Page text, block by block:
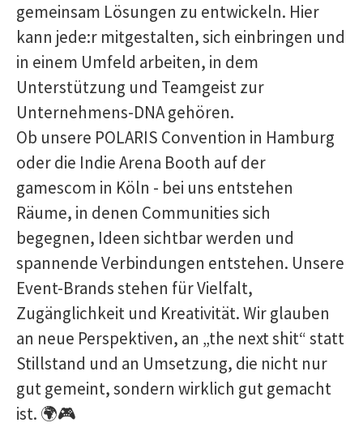
gemeinsam Lösungen zu entwickeln. Hier
kann jede:r mitgestalten, sich einbringen und
in einem Umfeld arbeiten, in dem
Unterstützung und Teamgeist zur
Unternehmens-DNA gehören.
Ob unsere POLARIS Convention in Hamburg
oder die Indie Arena Booth auf der
gamescom in Köln - bei uns entstehen
Räume, in denen Communities sich
begegnen, Ideen sichtbar werden und
spannende Verbindungen entstehen. Unsere
Event-Brands stehen für Vielfalt,
Zugänglichkeit und Kreativität. Wir glauben
an neue Perspektiven, an „the next shit“ statt
Stillstand und an Umsetzung, die nicht nur
gut gemeint, sondern wirklich gut gemacht
ist. 🌍🎮